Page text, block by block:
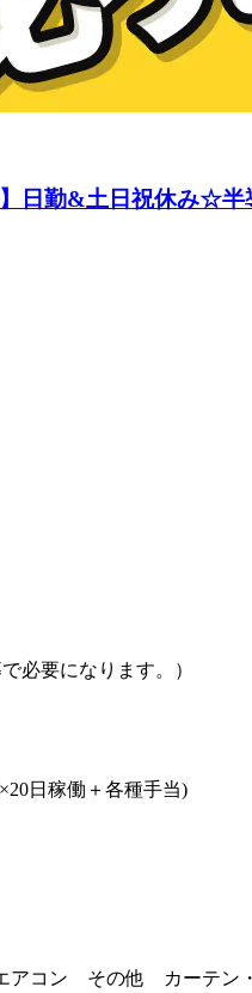
】日勤&土日祝休み☆
必要になります。）
日稼働＋各種手当)
コン その他 カーテン